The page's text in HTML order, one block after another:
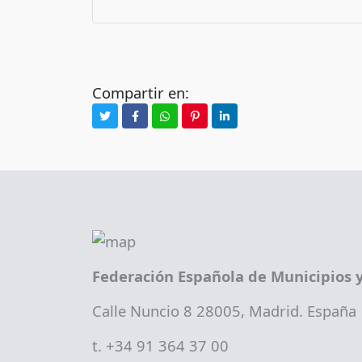
Compartir en:
Federación Española de Municipios
Calle Nuncio 8 28005, Madrid. España
t. +34 91 364 37 00